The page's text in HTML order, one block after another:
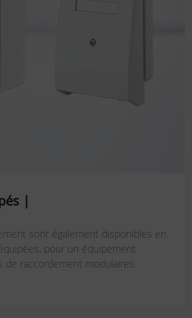
|
sont également disponibles en
pour un équipement
de raccordement modulaires.